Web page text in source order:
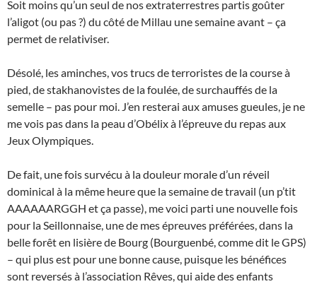
Soit moins qu’un seul de nos extraterrestres partis goûter
l’aligot (ou pas ?) du côté de Millau une semaine avant – ça
permet de relativiser.
Désolé, les aminches, vos trucs de terroristes de la course à
pied, de stakhanovistes de la foulée, de surchauffés de la
semelle – pas pour moi. J’en resterai aux amuses gueules, je ne
me vois pas dans la peau d’Obélix à l’épreuve du repas aux
Jeux Olympiques.
De fait, une fois survécu à la douleur morale d’un réveil
dominical à la même heure que la semaine de travail (un p’tit
AAAAAARGGH et ça passe), me voici parti une nouvelle fois
pour la Seillonnaise, une de mes épreuves préférées,dans la
belle forêt en lisière de Bourg (Bourguenbé, comme dit le GPS)
– qui plus est pour une bonne cause, puisque les bénéfices
sont reversés à l’association Rêves, qui aide des enfants